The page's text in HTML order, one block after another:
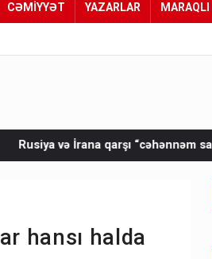
CƏMİYYƏT YAZARLAR MARAQLI
“cəhənnəm sanksiyaları” təsdiqləndi
hansı halda